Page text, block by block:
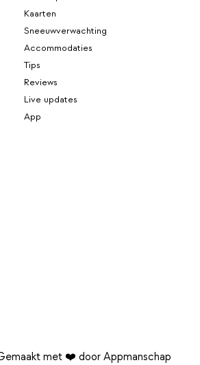
Kaarten
Sneeuwverwachting
Accommodaties
Tips
Reviews
Live updates
App
met ❤️ door Appmanschap